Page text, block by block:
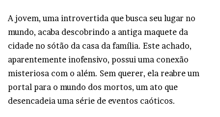
A jovem, uma introvertida que busca seu lugar no
mundo, acaba descobrindo a antiga maquete da
cidade no sótão da casa da família. Este achado,
aparentemente inofensivo, possui uma conexão
misteriosa com o além. Sem querer, ela reabre um
portal para o mundo dos mortos, um ato que
desencadeia uma série de eventos caóticos.